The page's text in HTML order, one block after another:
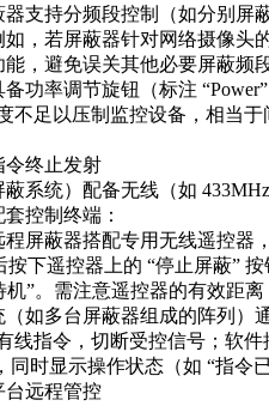
支持分频段控制（如分别屏
，若屏蔽器针对网络摄像头
，避免误关其他必要屏蔽频
功率调节旋钮（标注
不足以压制监控设备，相当
令终止发射​
系统）配备无线（如
控制终端：​
程屏蔽器搭配专用无线遥控
下遥控器上的 “停止屏蔽”
”。需注意遥控器的有效距
（如多台屏蔽器组成的阵列
线指令，切断受控信号；软
同时显示操作状态（如 “指
台远程管控​